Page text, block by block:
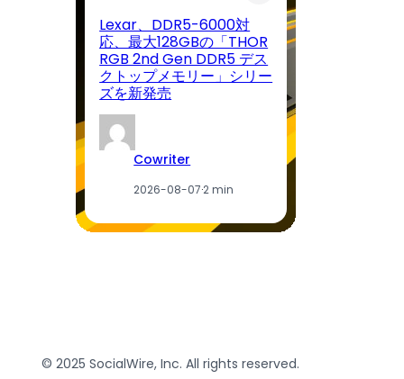
Lexar、DDR5-6000対
応、最大128GBの「THOR
RGB 2nd Gen DDR5 デス
クトップメモリー」シリー
ズを新発売
Cowriter
2026-08-07·2 min
© 2025 SocialWire, Inc. All rights reserved.